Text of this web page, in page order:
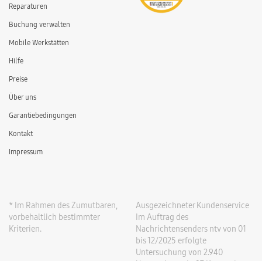
Reparaturen
Buchung verwalten
Mobile Werkstätten
Hilfe
Preise
Über uns
Garantiebedingungen
Kontakt
Impressum
* Im Rahmen des Zumutbaren,
vorbehaltlich bestimmter
Kriterien.
Ausgezeichneter Kundenservice
Im Auftrag des
Nachrichtensenders ntv von 01
bis 12/2025 erfolgte
Untersuchung von 2.940